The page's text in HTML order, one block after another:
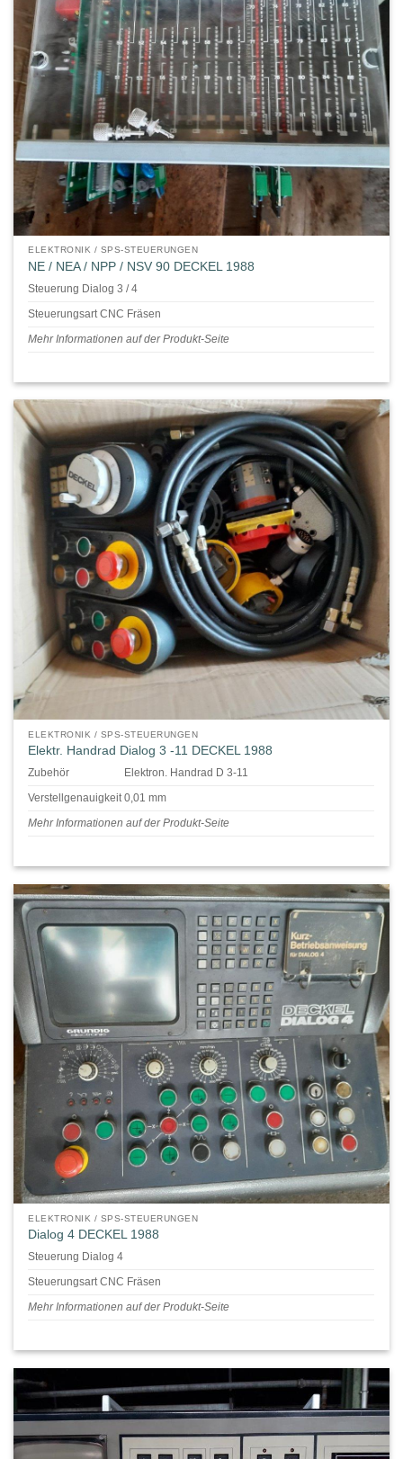
ELEKTRONIK / SPS-STEUERUNGEN
NE / NEA / NPP / NSV 90 DECKEL 1988
Steuerung Dialog 3 / 4
Steuerungsart CNC Fräsen
Mehr Informationen auf der Produkt-Seite
ELEKTRONIK / SPS-STEUERUNGEN
Elektr. Handrad Dialog 3 -11 DECKEL 1988
Zubehör
Elektron. Handrad D 3-11
Verstellgenauigkeit 0,01 mm
Mehr Informationen auf der Produkt-Seite
ELEKTRONIK / SPS-STEUERUNGEN
Dialog 4 DECKEL 1988
Steuerung Dialog 4
Steuerungsart CNC Fräsen
Mehr Informationen auf der Produkt-Seite